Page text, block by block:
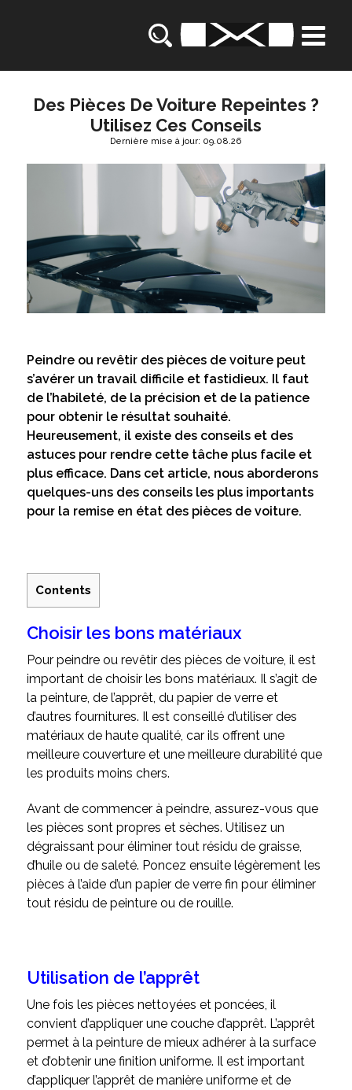
Des Pièces De Voiture Repeintes ?
Utilisez Ces Conseils
Dernière mise à jour: 09.08.26
Peindre ou revêtir des pièces de voiture peut
s’avérer un travail difficile et fastidieux. Il faut
de l’habileté, de la précision et de la patience
pour obtenir le résultat souhaité.
Heureusement, il existe des conseils et des
astuces pour rendre cette tâche plus facile et
plus efficace. Dans cet article, nous aborderons
quelques-uns des conseils les plus importants
pour la remise en état des pièces de voiture.
Contents
Choisir les bons matériaux
Pour peindre ou revêtir des pièces de voiture, il est
important de choisir les bons matériaux. Il s’agit de
la peinture, de l’apprêt, du papier de verre et
d’autres fournitures. Il est conseillé d’utiliser des
matériaux de haute qualité, car ils offrent une
meilleure couverture et une meilleure durabilité que
les produits moins chers.
Avant de commencer à peindre, assurez-vous que
les pièces sont propres et sèches. Utilisez un
dégraissant pour éliminer tout résidu de graisse,
d’huile ou de saleté. Poncez ensuite légèrement les
pièces à l’aide d’un papier de verre fin pour éliminer
tout résidu de peinture ou de rouille.
Utilisation de l’apprêt
Une fois les pièces nettoyées et poncées, il
convient d’appliquer une couche d’apprêt. L’apprêt
permet à la peinture de mieux adhérer à la surface
et d’obtenir une finition uniforme. Il est important
d’appliquer l’apprêt de manière uniforme et de